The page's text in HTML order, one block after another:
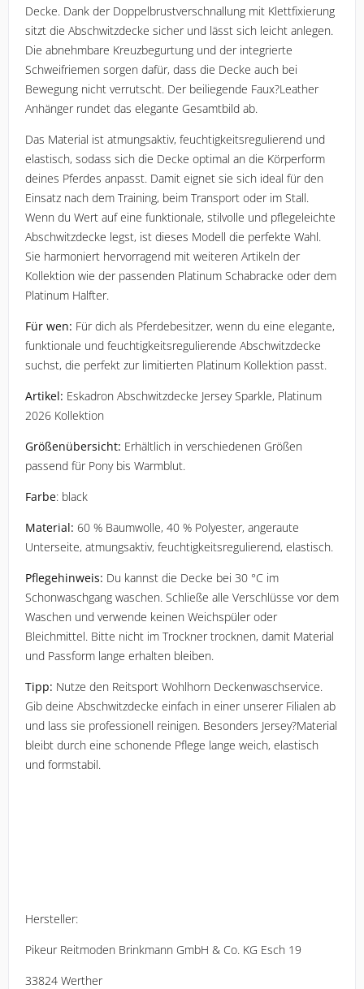
Decke. Dank der Doppelbrustverschnallung mit Klettfixierung
sitzt die Abschwitzdecke sicher und lässt sich leicht anlegen.
Die abnehmbare Kreuzbegurtung und der integrierte
Schweifriemen sorgen dafür, dass die Decke auch bei
Bewegung nicht verrutscht. Der beiliegende Faux?Leather
Anhänger rundet das elegante Gesamtbild ab.
Das Material ist atmungsaktiv, feuchtigkeitsregulierend und
elastisch, sodass sich die Decke optimal an die Körperform
deines Pferdes anpasst. Damit eignet sie sich ideal für den
Einsatz nach dem Training, beim Transport oder im Stall.
Wenn du Wert auf eine funktionale, stilvolle und pflegeleichte
Abschwitzdecke legst, ist dieses Modell die perfekte Wahl.
Sie harmoniert hervorragend mit weiteren Artikeln der
Kollektion wie der passenden Platinum Schabracke
Platinum Halfter.
Für wen: Für dich als Pferdebesitzer, wenn du eine elegante,
funktionale und feuchtigkeitsregulierende Abschwitzdecke
suchst, die perfekt zur limitierten Platinum Kollektion passt.
Artikel: Eskadron Abschwitzdecke Jersey Sparkle, Platinum
2026 Kollektion
Größenübersicht: Erhältlich in verschiedenen Größen
passend für Pony bis Warmblut.
Farbe: black
Material: 60 % Baumwolle, 40 % Polyester, angeraute
Unterseite, atmungsaktiv, feuchtigkeitsregulierend, elastisch.
Pflegehinweis: Du kannst die Decke bei 30 °C im
Schonwaschgang waschen. Schließe alle Verschlüsse vor dem
Waschen und verwende keinen Weichspüler oder
Bleichmittel. Bitte nicht im Trockner trocknen, damit Material
und Passform lange erhalten bleiben.
Tipp: Nutze den Reitsport Wohlhorn Deckenwaschservice.
Gib deine Abschwitzdecke einfach in einer unserer Filialen ab
und lass sie professionell reinigen. Besonders Jersey?Material
bleibt durch eine schonende Pflege lange weich, elastisch
und formstabil.
Hersteller:
Pikeur Reitmoden Brinkmann GmbH & Co. KG Esch 19
33824 Werther